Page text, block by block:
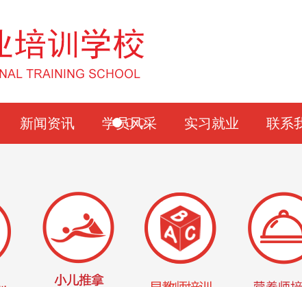
新闻资讯
就业新闻
学员风采
学员感悟
实习就业 联系